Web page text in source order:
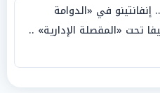
إنفانتينو في «الدوامة
تحت «المقصلة الإدارية» ..
المصداقية»